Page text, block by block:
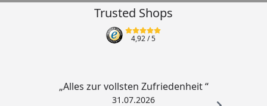
Trusted Shops
4,92/ 5
„Alles zur vollsten Zufriedenheit “
31.07.2026